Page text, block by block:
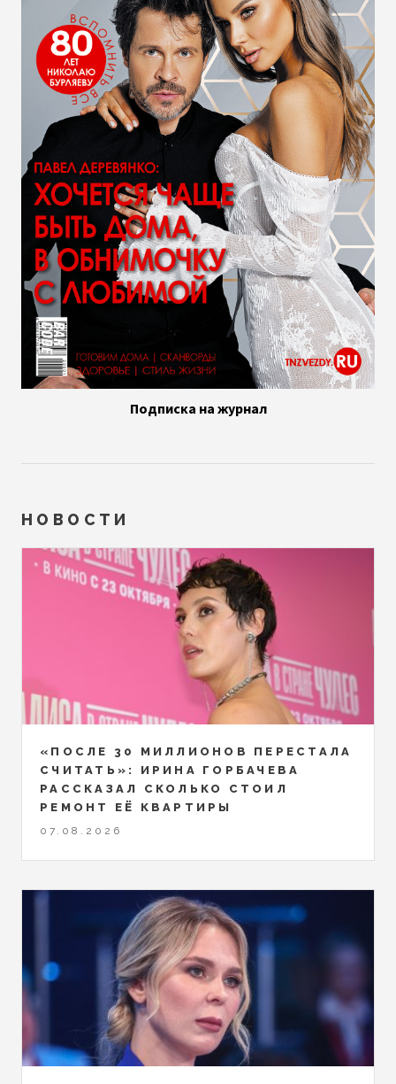
Подписка на журнал
НОВОСТИ
«ПОСЛЕ 30 МИЛЛИОНОВ ПЕРЕСТАЛА
СЧИТАТЬ»: ИРИНА ГОРБАЧЕВА
РАССКАЗАЛ СКОЛЬКО СТОИЛ
РЕМОНТ ЕЁ КВАРТИРЫ
07.08.2026